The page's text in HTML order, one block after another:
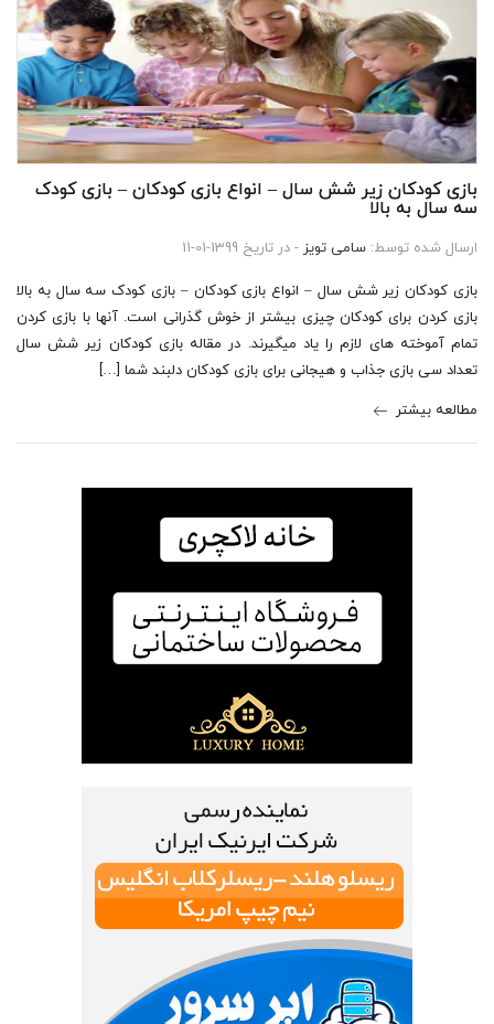
بازی کودکان زیر شش سال – انواع بازی کودکان – بازی کودک
سه سال به بالا
ارسال شده توسط: سامی تویز - در تاریخ 1399-01-11
بازی کودکان زیر شش سال – انواع بازی کودکان – بازی کودک سه سال به بالا
بازی کردن برای کودکان چیزی بیشتر از خوش گذرانی است. آنها با بازی کردن
تمام آموخته های لازم را یاد میگیرند. در مقاله بازی کودکان زیر شش سال
تعداد سی بازی جذاب و هیجانی برای بازی کودکان دلبند شما […]
مطالعه بیشتر